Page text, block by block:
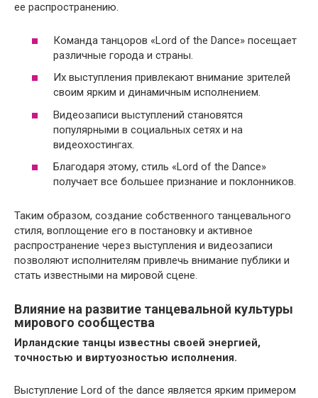
ее распространению.
Команда танцоров «Lord of the Dance» посещает
различные города и страны.
Их выступления привлекают внимание зрителей
своим ярким и динамичным исполнением.
Видеозаписи выступлений становятся
популярными в социальных сетях и на
видеохостингах.
Благодаря этому, стиль «Lord of the Dance»
получает все большее признание и поклонников.
Таким образом, создание собственного танцевального
стиля, воплощение его в постановку и активное
распространение через выступления и видеозаписи
позволяют исполнителям привлечь внимание публики и
стать известными на мировой сцене.
Влияние на развитие танцевальной культуры
мирового сообщества
Ирландские танцы известны своей энергией,
точностью и виртуозностью исполнения.
Выступление Lord of the dance является ярким примером